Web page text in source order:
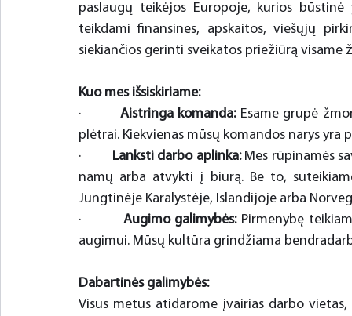
paslaugų teikėjos Europoje, kurios būstinė
teikdami finansines, apskaitos, viešųjų
siekiančios gerinti sveikatos priežiūrą visame
Kuo mes išsiskiriame:
· Aistringa komanda: Esame grupė
plėtrai. Kiekvienas mūsų komandos narys yra
· Lanksti darbo aplinka: Mes rūpinamės
namų arba atvykti į biurą. Be to,
Jungtinėje Karalystėje, Islandijoje arba
· Augimo galimybės: Pirmenybę
augimui. Mūsų kultūra grindžiama
Dabartinės galimybės:
Visus metus atidarome įvairias darbo